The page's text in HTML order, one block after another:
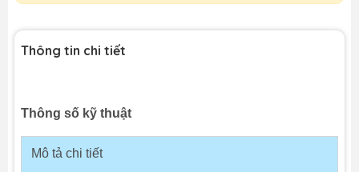
Thông tin chi tiết
Thông số kỹ thuật
Mô tả chi tiết